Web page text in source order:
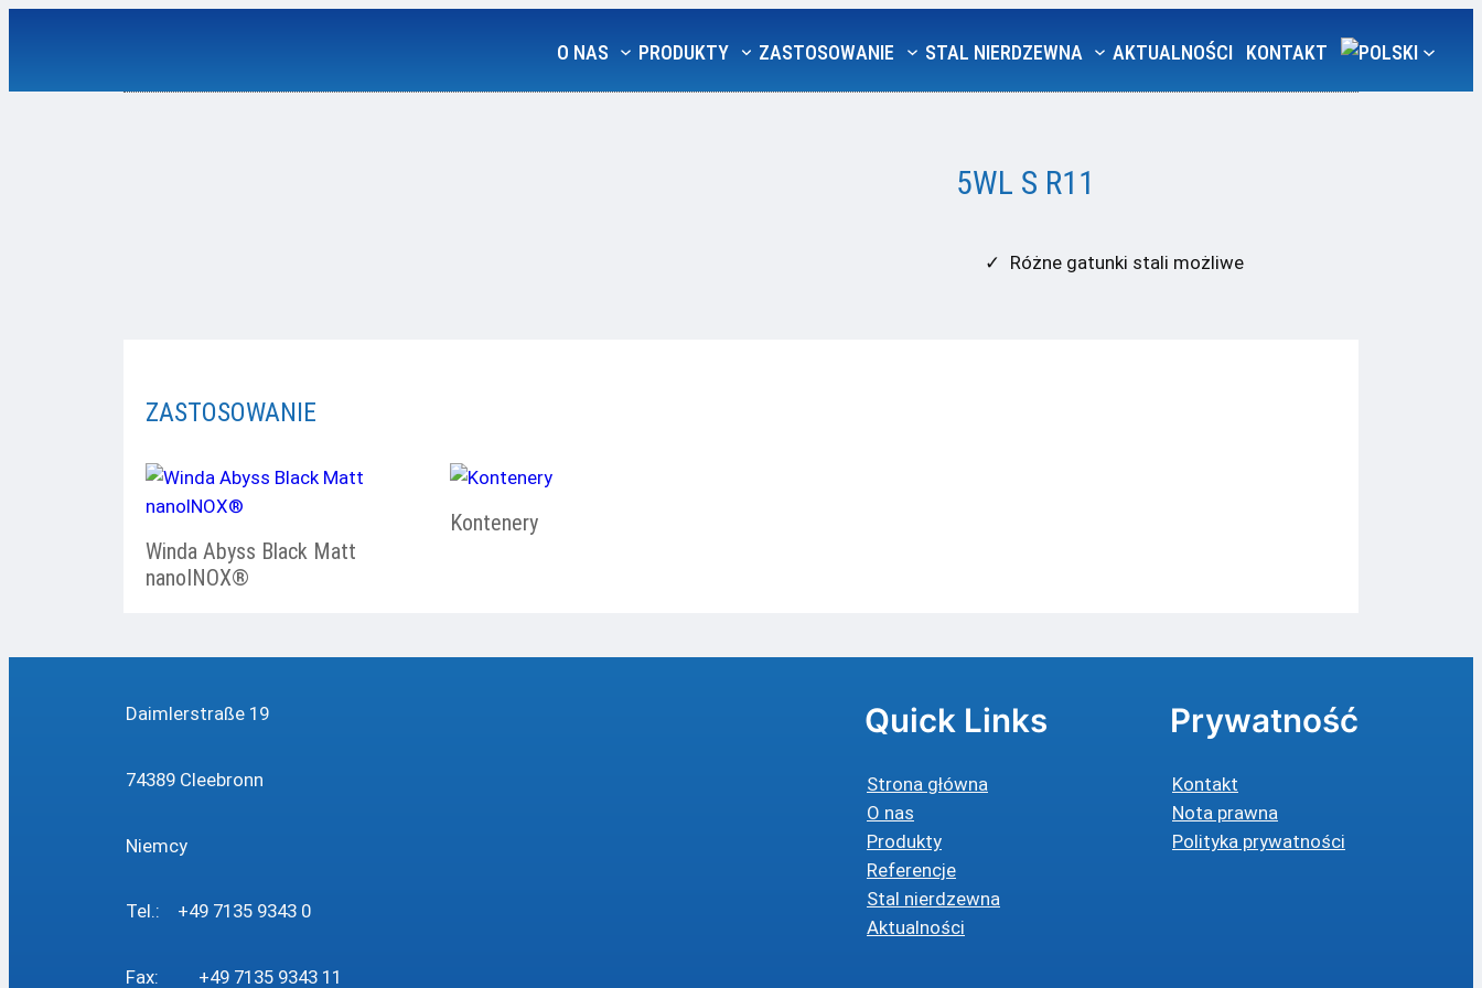
O NAS PRODUKTY ZASTOSOWANIE STAL NIERDZEWNA AKTUALNOŚCI KONTAKT
5WL S R11
Różne gatunki stali możliwe
ZASTOSOWANIE
Winda Abyss Black Matt
nanoINOX®
Kontenery
Daimlerstraße 19
74389 Cleebronn
Niemcy
Tel.: +49 7135 9343 0
Fax: +49 7135 9343 11
Quick Links
Strona główna
O nas
Produkty
Referencje
Stal nierdzewna
Aktualności
Prywatność
Kontakt
Nota prawna
Polityka prywatności